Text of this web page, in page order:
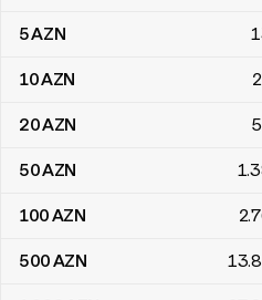
5AZN
10AZN
20AZN
50AZN
100AZN
500AZN